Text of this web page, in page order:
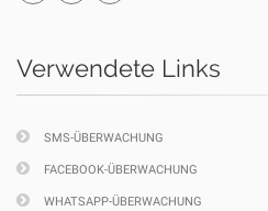
Verwendete Links
SMS-ÜBERWACHUNG
FACEBOOK-ÜBERWACHUNG
WHATSAPP-ÜBERWACHUNG